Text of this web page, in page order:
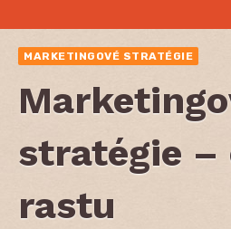
MARKETINGOVÉ STRATÉGIE
stratégie –
rastu